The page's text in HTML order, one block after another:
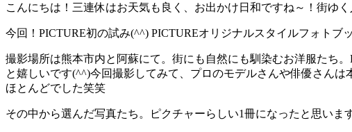
こんにちは！三連休はお天気も良く、お出かけ日和ですね～！街ゆ
今回！PICTURE初の試み(^^) PICTUREオリジナルスタイルフォトブ
撮影場所は熊本市内と阿蘇にて。街にも自然にも馴染むお洋服たち
と嬉しいです(^^)今回撮影してみて、プロのモデルさんや俳優さん
ほとんどでした笑笑
その中から選んだ写真たち。ピクチャーらしい1冊になったと思